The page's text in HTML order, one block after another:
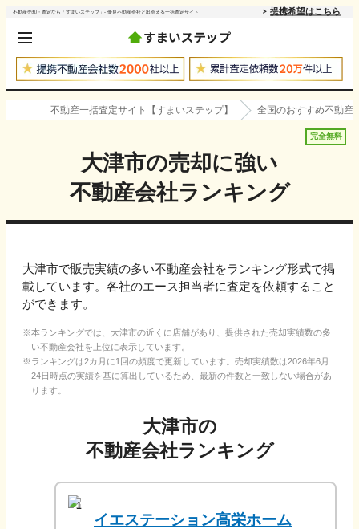
不動産売却・査定なら「すまいステップ」- 優良不動産会社と出会える一括査定サイト 提携希望はこちら
不動産一括査定サイト【すまいステップ】 全国のおすすめ不動産
完全無料
大津市の売却に強い
不動産会社ランキング
大津市で販売実績の多い不動産会社をランキング形式で掲
載しています。各社のエース担当者に査定を依頼すること
ができます。
本ランキングでは、 大津市の近くに店舗があり、提供された売却実績数の多
い不動産会社を上位に表示しています。
ランキングは2カ月に1回の頻度で更新しています。売却実績数は2026年6月
24日時点の実績を基に算出しているため、最新の件数と一致しない場合があ
ります。
大津市の
不動産会社ランキング
1
イエステーション高栄ホーム